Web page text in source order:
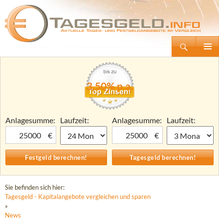
Tagesgeld.info – Tagesgeldkonten vergleichen und Tagesgeld-Zinsen berechnen
Zum
3,50% p.a.
Anlagesumme:
€
Laufzeit:
Anlagesumme:
€
Laufzeit:
Sie befinden sich hier:
Tagesgeld - Kapitalangebote vergleichen und sparen
»
News